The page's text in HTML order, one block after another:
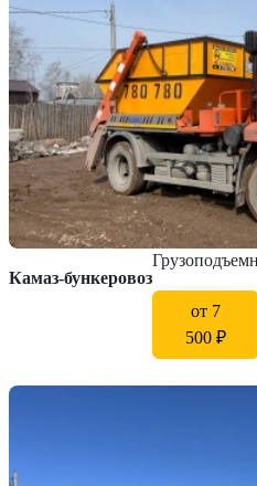
Камаз-бункеровоз
от 7
500 ₽